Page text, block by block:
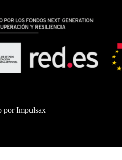
porImpulsax